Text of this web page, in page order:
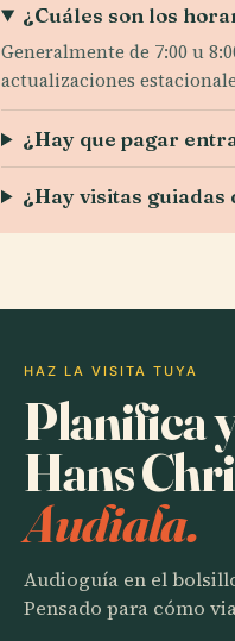
¿Cuáles son los
Generalmente de 7:00 u
actualizaciones
¿Hay que pagar
¿Hay visitas guiadas
HAZ LA VISITA TUYA
Planifica
Hans
Audiala.
Audioguía en el
Pensado para cómo